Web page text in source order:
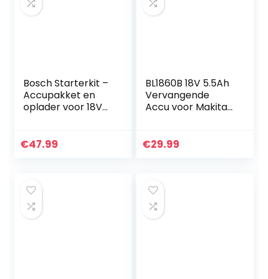
Bosch Starterkit –
Accupakket en
oplader voor 18V
2,5 Ah batterij, 1 x
€47.99
BL1860B 18V 5.5Ah
Vervangende
Accu voor Makita
BL1860 BL1840B
€29.99